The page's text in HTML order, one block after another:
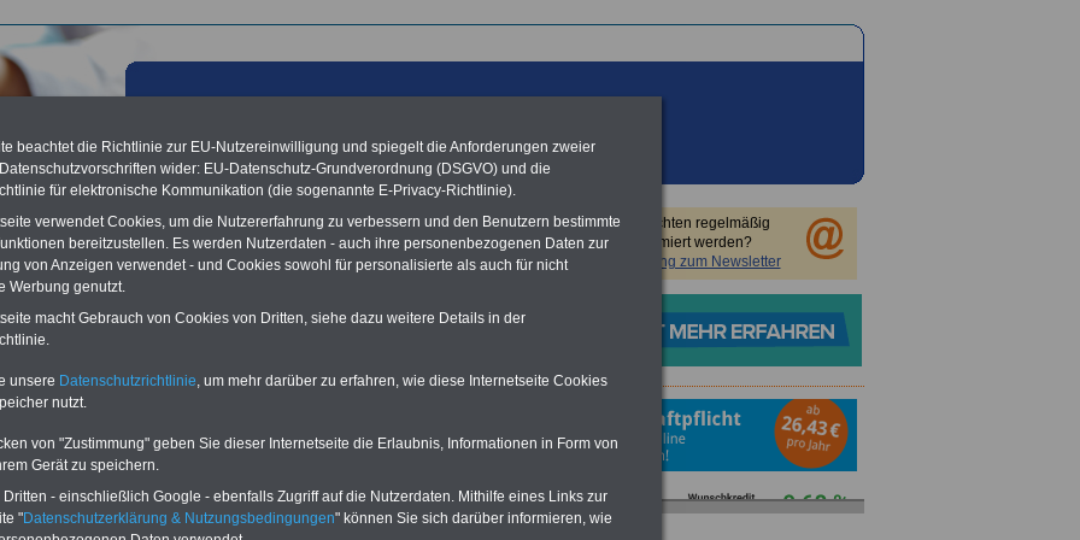
Baden - Klinik am Leisberg
8
Baden
21 / 39 39 350
klinik.de
Sie möchten regelmäßig
informiert werden?
Anmeldung zum Newsletter
beachtet die Richtlinie zur EU-Nutzereinwilligung und spiegelt die Anforderungen zweier
wider: EU-Datenschutz-Grundverordnung (DSGVO) und die
für elektronische Kommunikation (die sogenannte E-Privacy-Richtlinie).
verwendet Cookies, um die Nutzererfahrung zu verbessern und den Benutzern bestimmte
bereitzustellen. Es werden Nutzerdaten - auch ihre personenbezogenen Daten zur
von Anzeigen verwendet - und Cookies sowohl für personalisierte als auch für nicht
Werbung genutzt.
macht Gebrauch von Cookies von Dritten, siehe dazu weitere Details in der
unsere Datenschutzrichtlinie, um mehr darüber zu erfahren, wie diese Internetseite Cookies
nutzt.
von "Zustimmung" geben Sie dieser Internetseite die Erlaubnis, Informationen in Form von
Gerät zu speichern.
- einschließlich Google - ebenfalls Zugriff auf die Nutzerdaten. Mithilfe eines Links zur
"Datenschutzerklärung & Nutzungsbedingungen" können Sie sich darüber informieren, wie